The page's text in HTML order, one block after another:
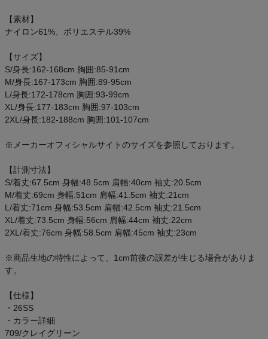
ベースボールマリオ（野球商品）
お気に入り
ご利用ガイド
クーポン一覧
商品レビュー
プロテイン・サプリメントまとめ買い
アウトレットセール
スタッフコーディネート
スタッフブログ
【素材】
ナイロン61%、ポリエステル39%
【サイズ】
S/身長:162-168cm 胸囲:85-91cm
M/身長:167-173cm 胸囲:89-95cm
L/身長:172-178cm 胸囲:93-99cm
XL/身長:177-183cm 胸囲:97-103cm
2XL/身長:182-188cm 胸囲:101-107cm
※メーカーオフィシャルサイトのサイズを参照しております。
【計測寸法】
S/着丈:67.5cm 身幅:48.5cm 肩幅:40cm 袖丈:20.5cm
M/着丈:69cm 身幅:51cm 肩幅:41.5cm 袖丈:21cm
L/着丈:71cm 身幅:53.5cm 肩幅:42.5cm 袖丈:21.5cm
XL/着丈:73.5cm 身幅:56cm 肩幅:44cm 袖丈:22cm
2XL/着丈:76cm 身幅:58.5cm 肩幅:45cm 袖丈:23cm
※商品生地の特性によって、1cm前後の誤差が生じる場合がありま
す。
【仕様】
・26SS
・カラー詳細
709/クレイグリーン